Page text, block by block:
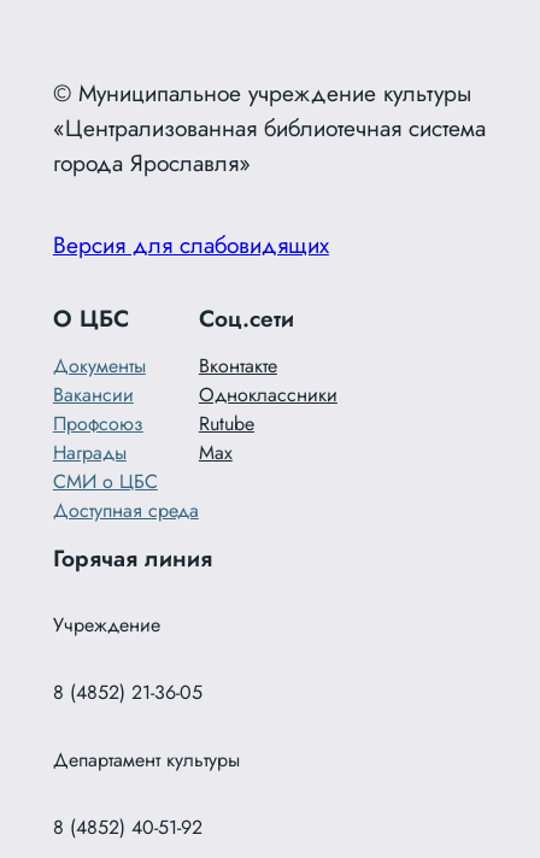
© Муниципальное учреждение культуры
«Централизованная библиотечная система
города Ярославля»
Версия для слабовидящих
О ЦБС
Документы
Вакансии
Профсоюз
Награды
СМИ о ЦБС
Доступная среда
Соц.сети
Вконтакте
Одноклассники
Rutube
Max
Горячая линия
Учреждение
8 (4852) 21-36-05
Департамент культуры
8 (4852) 40-51-92